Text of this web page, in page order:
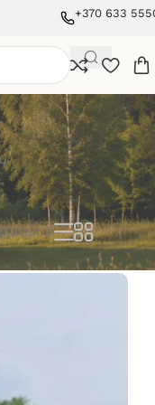
+370 633
6